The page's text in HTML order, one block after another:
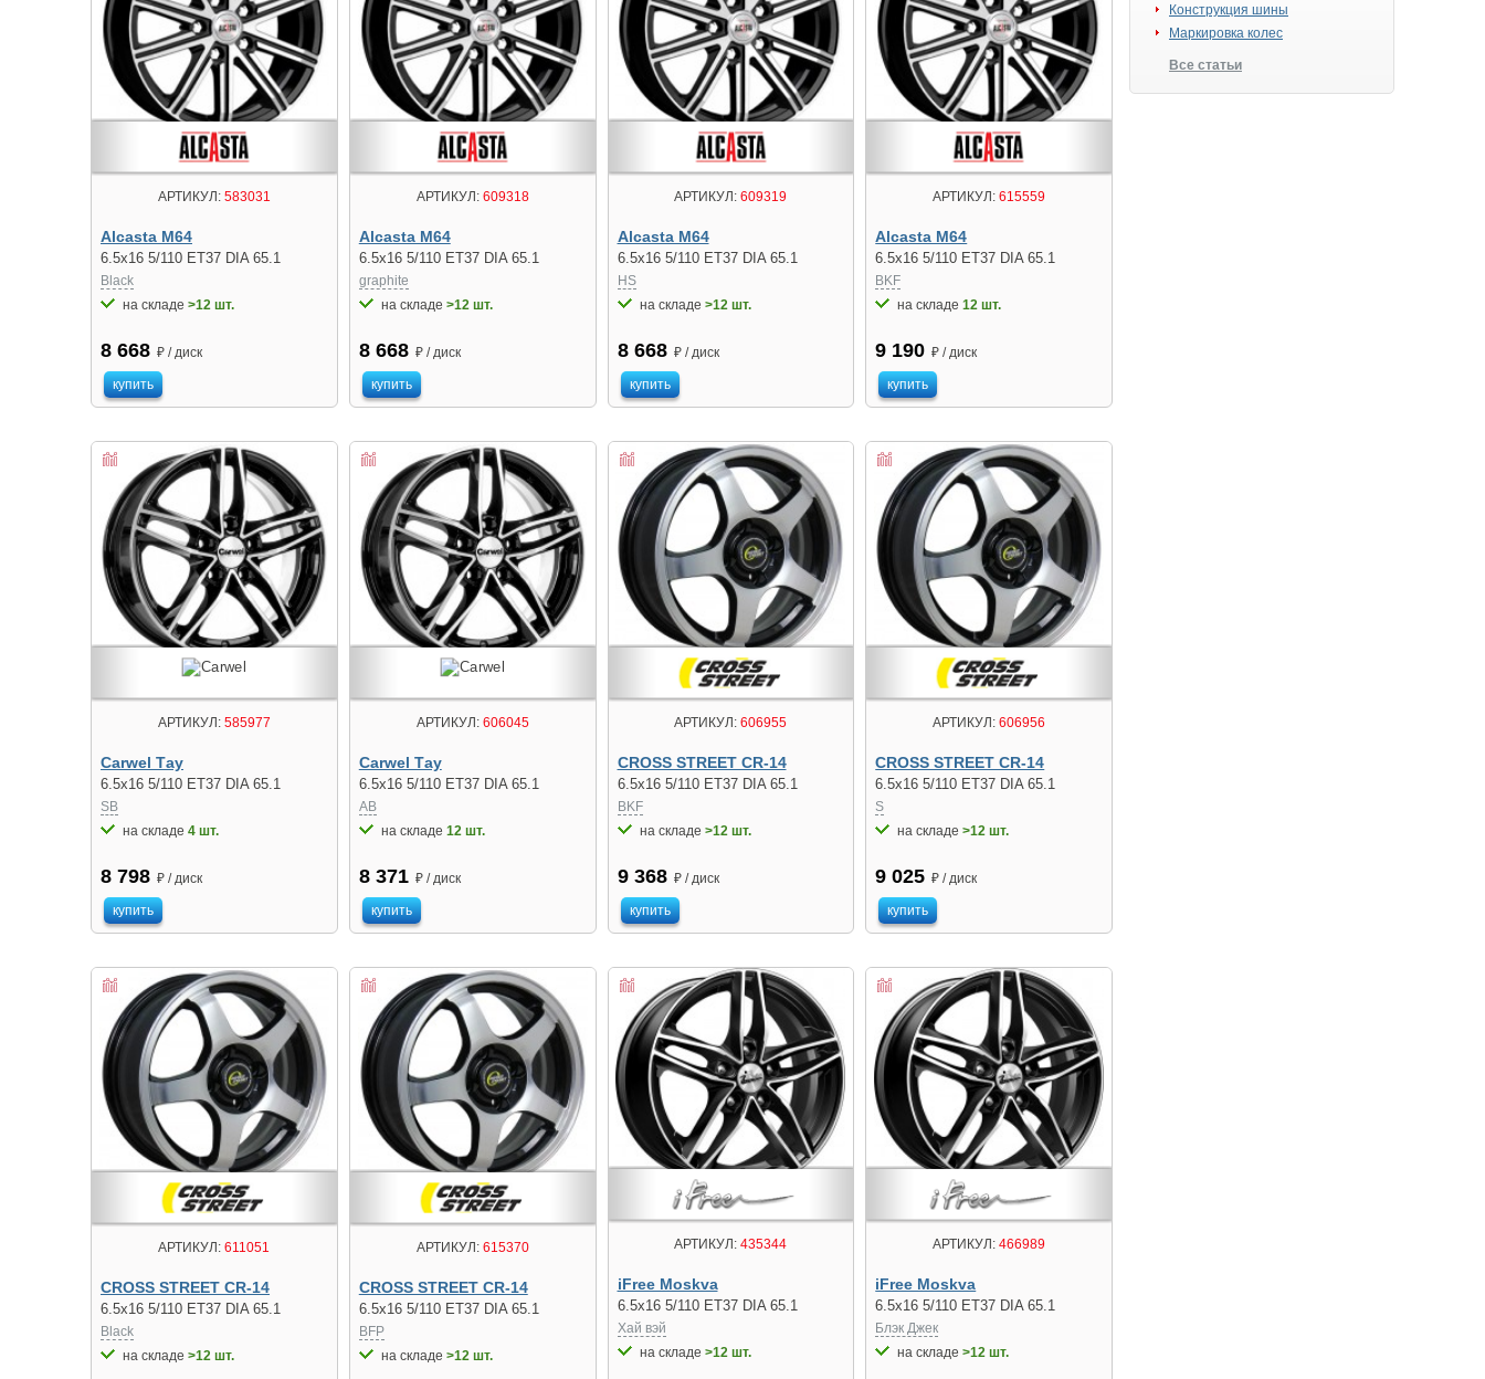
Конструкция шины
Маркировка колес
Все статьи
АРТИКУЛ:583031
Alcasta M64
6.5x16 5/110 ET37 DIA 65.1
Black
на складе >12 шт.
8 668 ₽ / диск
купить
АРТИКУЛ:609318
Alcasta M64
6.5x16 5/110 ET37 DIA 65.1
graphite
на складе >12 шт.
8 668 ₽ / диск
купить
АРТИКУЛ: 609319
Alcasta M64
6.5x16 5/110 ET37 DIA 65.1
HS
на складе >12 шт.
8 668 ₽ / диск
купить
АРТИКУЛ: 615559
Alcasta M64
6.5x16 5/110 ET37 DIA 65.1
BKF
на складе12 шт.
9 190 ₽ / диск
купить
АРТИКУЛ:585977
Carwel Тау
6.5x16 5/110 ET37 DIA 65.1
SB
на складе 4 шт.
8 798 ₽ / диск
купить
АРТИКУЛ:606045
Carwel Тау
6.5x16 5/110 ET37 DIA 65.1
AB
на складе 12 шт.
8 371 ₽ / диск
купить
АРТИКУЛ: 606955
CROSS STREET CR-14
6.5x16 5/110 ET37 DIA 65.1
BKF
на складе >12 шт.
9 368 ₽ / диск
купить
АРТИКУЛ: 606956
CROSS STREET CR-14
6.5x16 5/110 ET37 DIA 65.1
S
на складе>12 шт.
9 025 ₽ / диск
купить
АРТИКУЛ: 611051
CROSS STREET CR-14
6.5x16 5/110 ET37 DIA 65.1
Black
на складе >12 шт.
АРТИКУЛ:615370
CROSS STREET CR-14
6.5x16 5/110 ET37 DIA 65.1
BFP
на складе >12 шт.
АРТИКУЛ: 435344
iFree Moskva
6.5x16 5/110 ET37 DIA 65.1
Хай вэй
на складе >12 шт.
АРТИКУЛ: 466989
iFree Moskva
6.5x16 5/110 ET37 DIA 65.1
Блэк Джек
на складе>12 шт.